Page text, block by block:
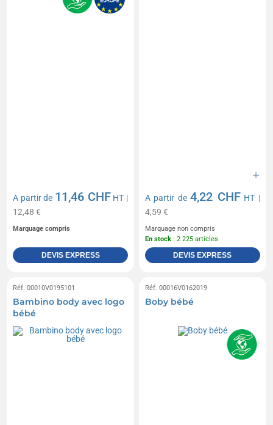
A partir de 11,46 CHF HT |
12,48 €
Marquage compris
DEVIS EXPRESS
A partir de4,22 CHF HT |
4,59 €
Marquage non compris
En stock : 2 225 articles
DEVIS EXPRESS
Réf. 00010V0195101
Bambino body avec logo
bébé
Réf. 00016V0162019
Boby bébé